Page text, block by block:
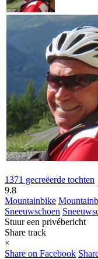
1371 gecreëerde tochten
9.8
Mountainbike
Sneeuwschoen
Stuur een privébericht
Share track
×
Share on Facebook